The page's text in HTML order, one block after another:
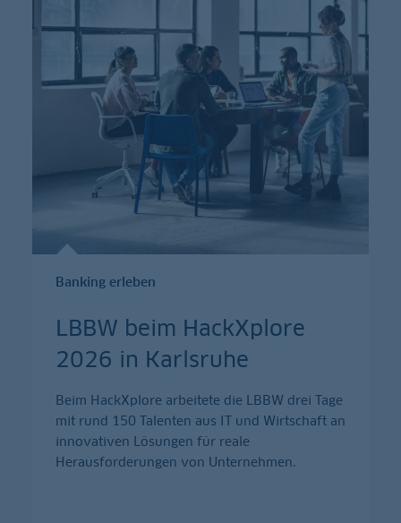
Banking erleben
LBBW beim HackXplore
2026 in Karlsruhe
Beim HackXplore arbeitete die LBBW drei Tage
mit rund 150 Talenten aus IT und Wirtschaft an
innovativen Lösungen für reale
Herausforderungen von Unternehmen.